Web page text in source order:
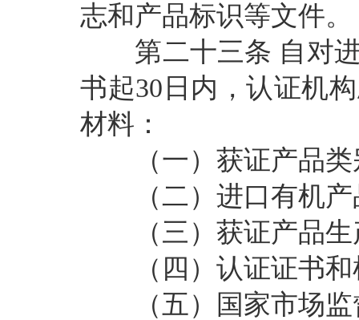
志和产品标识等文件。
第二十三条 自对
书起30日内，认证机
材料：
（一）获证产品类
（二）进口有机产
（三）获证产品生
（四）认证证书和
（五）国家市场监